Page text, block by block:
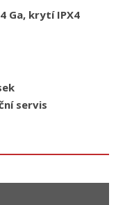
Ga, krytí IPX4
servis